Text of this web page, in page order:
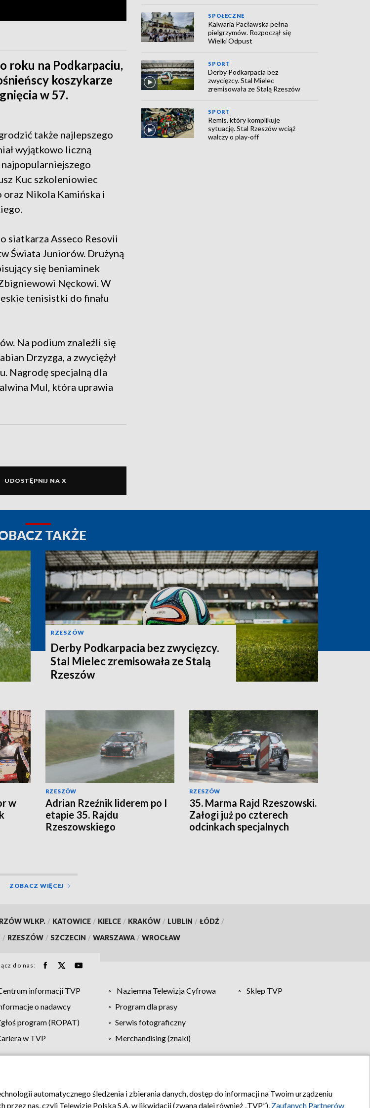
roku na Podkarpaciu,
koszykarze
w 57.
także najlepszego
wyjątkowo liczną
Kuc szkoleniowiec
Nikola Kamińska i
siatkarza Asseco Resovii
Świata Juniorów. Drużyną
się beniaminek
Nęckowi. W
tenisistki do finału
Na podium znaleźli się
Drzyzga, a zwyciężył
Nagrodę specjalną dla
Mul, która uprawia
UDOSTĘPNIJ NA X
SPOŁECZNE
Kalwaria Pacławska pełna
pielgrzymów. Rozpoczął się
Wielki Odpust
SPORT
Derby Podkarpacia bez
zwycięzcy. Stal Mielec
zremisowała ze Stalą Rzeszów
SPORT
Remis, który komplikuje
sytuację. Stal Rzeszów wciąż
walczy o play-off
TAKŻE
RZESZÓW
Derby Podkarpacia bez zwycięzcy.
Stal Mielec zremisowała ze Stalą
Rzeszów
w
RZESZÓW
Adrian Rzeźnik liderem po I
etapie 35. Rajdu
Rzeszowskiego
RZESZÓW
35. Marma Rajd Rzeszowski.
Załogi już po czterech
odcinkach specjalnych
ZOBACZ WIĘCEJ
WLKP. / KATOWICE / KIELCE / KRAKÓW / LUBLIN / ŁÓDŹ /
/ RZESZÓW / SZCZECIN / WARSZAWA / WROCŁAW
do nas:
informacji TVP Naziemna Telewizja Cyfrowa
Sklep TVP
o nadawcy
Program dla prasy
program (ROPAT)
Serwis fotograficzny
w TVP
Merchandising (znaki)
Moje zgody Pomoc Biuro reklamy Kontakt
automatycznego śledzenia i zbierania danych, dostęp do informacji na Twoim urządzeniu
nas, czyli Telewizję Polską S.A. w likwidacji (zwaną dalej również „TVP”), Zaufanych Partnerów